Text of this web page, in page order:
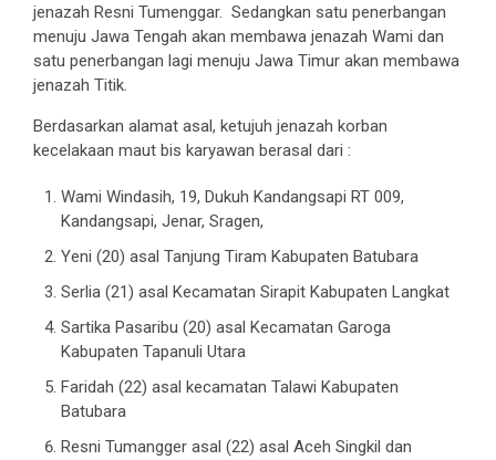
jenazah Resni Tumenggar. Sedangkan satu penerbangan
menuju Jawa Tengah akan membawa jenazah Wami dan
satu penerbangan lagi menuju Jawa Timur akan membawa
jenazah Titik.
Berdasarkan alamat asal, ketujuh jenazah korban
kecelakaan maut bis karyawan berasal dari :
Wami Windasih, 19, Dukuh Kandangsapi RT 009,
Kandangsapi, Jenar, Sragen,
Yeni (20) asal Tanjung Tiram Kabupaten Batubara
Serlia (21) asal Kecamatan Sirapit Kabupaten Langkat
Sartika Pasaribu (20) asal Kecamatan Garoga
Kabupaten Tapanuli Utara
Faridah (22) asal kecamatan Talawi Kabupaten
Batubara
Resni Tumangger asal (22) asal Aceh Singkil dan